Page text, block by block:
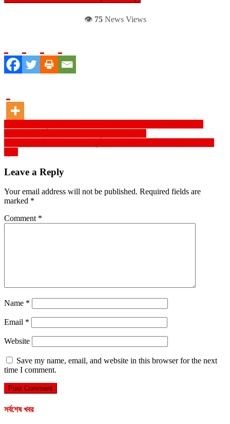
👁️ 75News Views
Post
navigation
Leave a Reply
Your email address will not be published. Required fields are
marked *
Comment *
Name *
Email *
Website
Save my name, email, and website in this browser for the next
time I comment.
সর্বশেষ খবর